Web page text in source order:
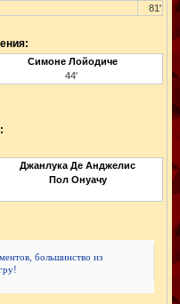
81'
Симоне Лойодиче
44'
Джанлука Де Анджелис
Пол Онуачу
большинство из